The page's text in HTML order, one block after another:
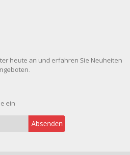
heute an und erfahren Sie Neuheiten
ein
Absenden